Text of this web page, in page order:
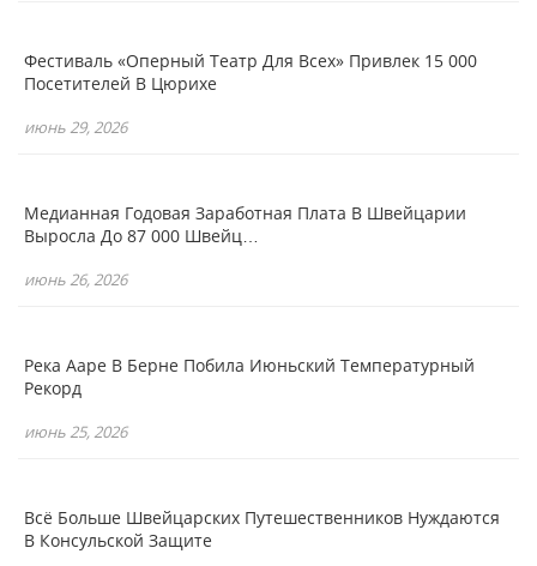
Фестиваль «Оперный Театр Для Всех» Привлек 15 000
Посетителей В Цюрихе
июнь 29, 2026
Медианная Годовая Заработная Плата В Швейцарии
Выросла До 87 000 Швейц…
июнь 26, 2026
Река Ааре В Берне Побила Июньский Температурный
Рекорд
июнь 25, 2026
Всё Больше Швейцарских Путешественников Нуждаются
В Консульской Защите